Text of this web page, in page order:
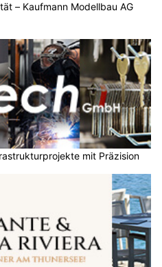
– Kaufmann Modellbau AG
mit Präzision